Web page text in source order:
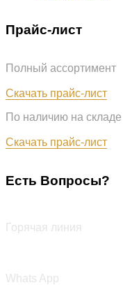
Прайс-лист
Полный ассортимент
Скачать прайс-лист
По наличию на складе
Скачать прайс-лист
Есть Вопросы?
Горячая линия
Whats App